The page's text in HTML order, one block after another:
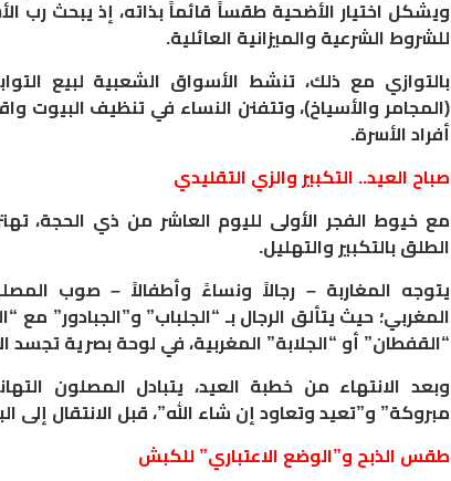
ويشكل اختيار الأضحية طقساً قائماً بذاته، إذ يبحث رب
للشروط الشرعية والميزانية العائلية.
​بالتوازي مع ذلك، تنشط الأسواق الشعبية لبيع
(المجامر والأسياخ)، وتتفنن النساء في تنظيف البيوت
أفراد الأسرة.
​صباح العيد.. التكبير والزي التقليدي
​مع خيوط الفجر الأولى لليوم العاشر من ذي الحجة،
الطلق بالتكبير والتهليل.
يتوجه المغاربة – رجالاً ونساءً وأطفالاً – صوب
المغربي؛ حيث يتألق الرجال بـ “الجلباب” و”الجبادور” مع
“القفطان” أو “الجلابة” المغربية، في لوحة بصرية تجسد
​وبعد الانتهاء من خطبة العيد، يتبادل المصلون
مبروكة” و”تعيد وتعاود إن شاء الله”، قبل الانتقال إلى
​طقس الذبح و”الوضع الاعتباري” للكبش